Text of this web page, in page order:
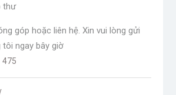
thư
góp hoặc liên hệ. Xin vui lòng gửi
ngay bây giờ
475